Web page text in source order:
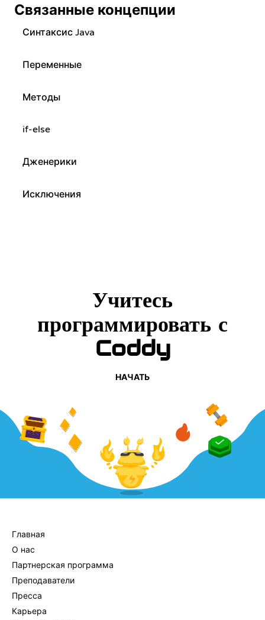
Связанные концепции
Синтаксис Java
Переменные
Методы
if-else
Дженерики
Исключения
Учитесь
программировать с
Coddy
НАЧАТЬ
Главная
О нас
Партнерская программа
Преподаватели
Пресса
Карьера